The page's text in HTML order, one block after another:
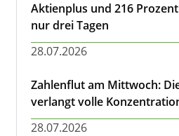
Aktienplus und 216
nur drei Tagen
28.07.2026
Zahlenflut am Mittwoch:
verlangt volle
28.07.2026